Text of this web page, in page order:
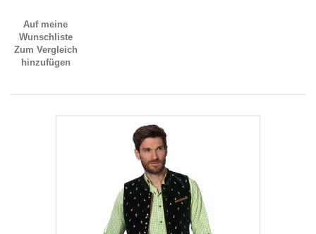
Auf meine
Wunschliste
Zum Vergleich
hinzufügen